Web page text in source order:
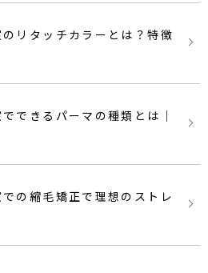
リタッチカラーとは？特徴
できるパーマの種類とは｜
の縮毛矯正で理想のストレ